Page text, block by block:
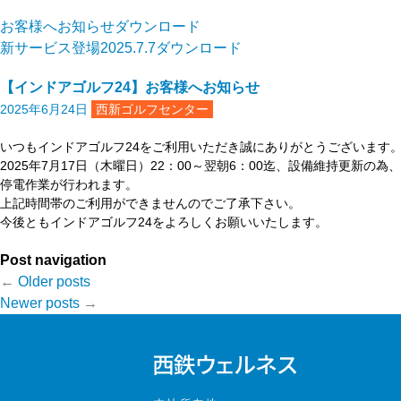
お客様へお知らせダウンロード
新サービス登場2025.7.7ダウンロード
【インドアゴルフ24】お客様へお知らせ
2025年6月24日 西新ゴルフセンター
いつもインドアゴルフ24をご利用いただき誠にありがとうございます
2025年7月17日（木曜日）22：00～翌朝6：00迄、設備維持更新の為、
停電作業が行われます。
上記時間帯のご利用ができませんのでご了承下さい。
今後ともインドアゴルフ24をよろしくお願いいたします。
Post navigation
← Older posts
Newer posts →